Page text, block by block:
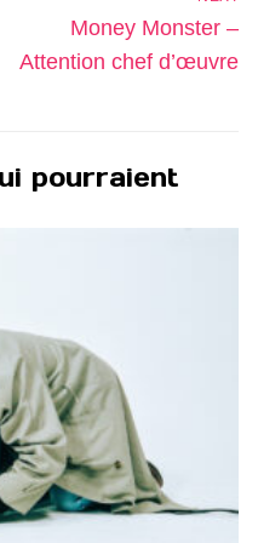
Next
post:
Money Monster –
Attention chef d’œuvre
pourraient